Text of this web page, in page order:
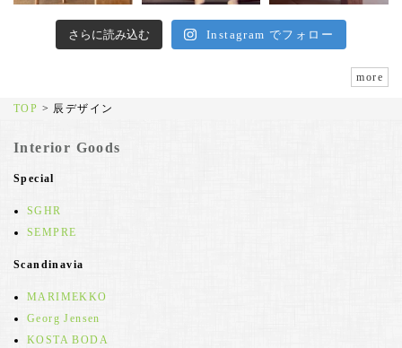
さらに読み込む Instagram でフォロー
more
TOP > 辰デザイン
Interior Goods
Special
SGHR
SEMPRE
Scandinavia
MARIMEKKO
Georg Jensen
KOSTA BODA